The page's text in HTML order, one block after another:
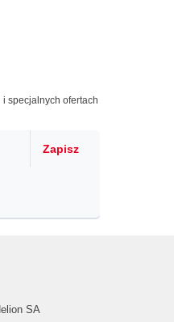
specjalnych ofertach
Zapisz
SA